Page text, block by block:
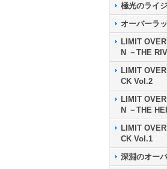
極光のライ
オーバーラ
LIMIT
N －THE
LIMIT
CK Vol.2
LIMIT
N －THE
LIMIT
CK Vol.1
深淵のオー